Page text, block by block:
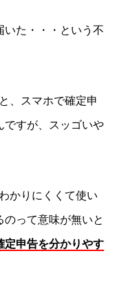
いた・・・という不
、スマホで確定申
ですが、スッゴいや
かりにくくて使い
って意味が無いと
定申告を分かりやす